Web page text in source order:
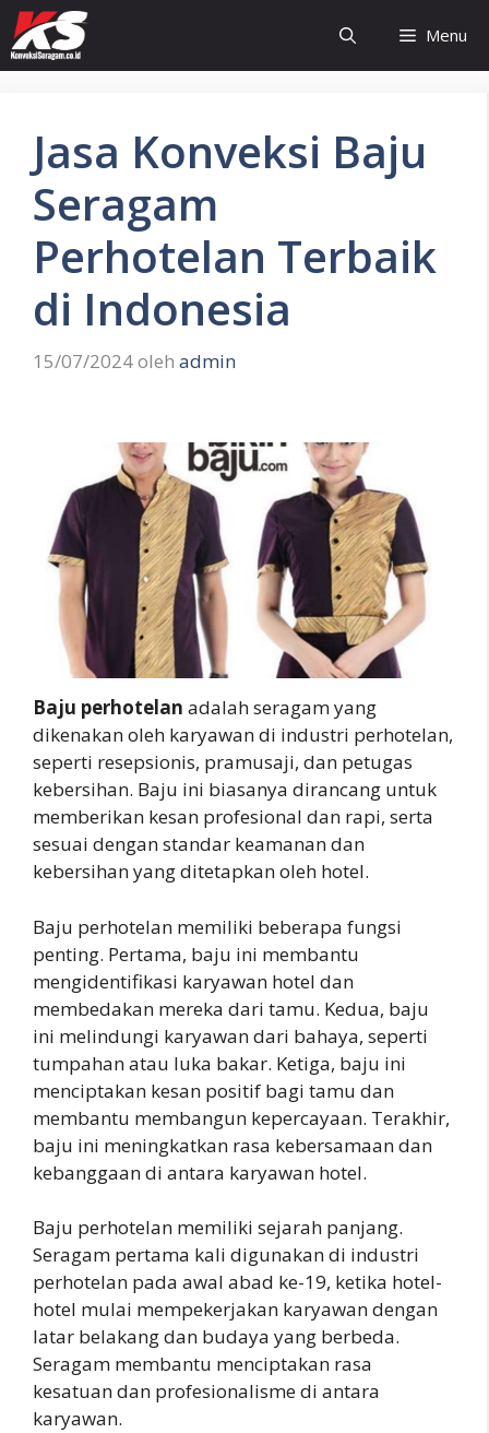
Langsung
ke
isi
Menu
Jasa Konveksi Baju
Seragam
Perhotelan Terbaik
di Indonesia
15/07/2024oleh admin
Baju perhotelan adalah seragam yang
dikenakan oleh karyawan di industri perhotelan,
seperti resepsionis, pramusaji, dan petugas
kebersihan. Baju ini biasanya dirancang untuk
memberikan kesan profesional dan rapi, serta
sesuai dengan standar keamanan dan
kebersihan yang ditetapkan oleh hotel.
Baju perhotelan memiliki beberapa fungsi
penting. Pertama, baju ini membantu
mengidentifikasi karyawan hotel dan
membedakan mereka dari tamu. Kedua, baju
ini melindungi karyawan dari bahaya, seperti
tumpahan atau luka bakar. Ketiga, baju ini
menciptakan kesan positif bagi tamu dan
membantu membangun kepercayaan. Terakhir,
baju ini meningkatkan rasa kebersamaan dan
kebanggaan di antara karyawan hotel.
Baju perhotelan memiliki sejarah panjang.
Seragam pertama kali digunakan di industri
perhotelan pada awal abad ke-19, ketika hotel-
hotel mulai mempekerjakan karyawan dengan
latar belakang dan budaya yang berbeda.
Seragam membantu menciptakan rasa
kesatuan dan profesionalisme di antara
karyawan.